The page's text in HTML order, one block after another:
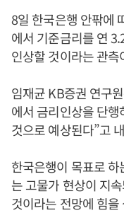
8일 한국은행 안팎에
에서 기준금리를 연
인상할 것이라는 관
임재균 KB증권 연구
에서 금리인상을 단
것으로 예상된다”고
한국은행이 목표로
는 고물가 현상이 지
것이라는 전망에 힘을